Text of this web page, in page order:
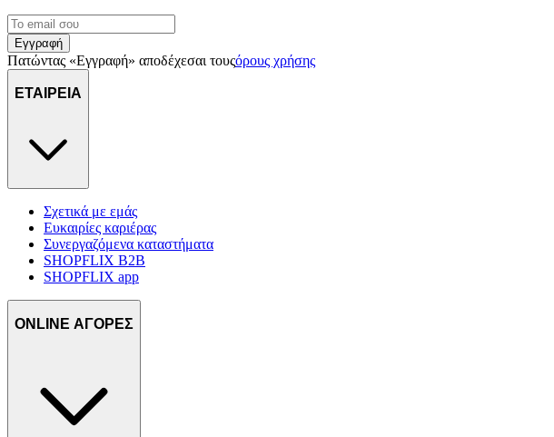
Εγγραφή
Πατώντας «Εγγραφή» αποδέχεσαι τουςόρους χρήσης
ΕΤΑΙΡΕΙΑ
Σχετικά με εμάς
Ευκαιρίες καριέρας
Συνεργαζόμενα καταστήματα
SHOPFLIX B2B
SHOPFLIX app
ONLINE ΑΓΟΡΕΣ